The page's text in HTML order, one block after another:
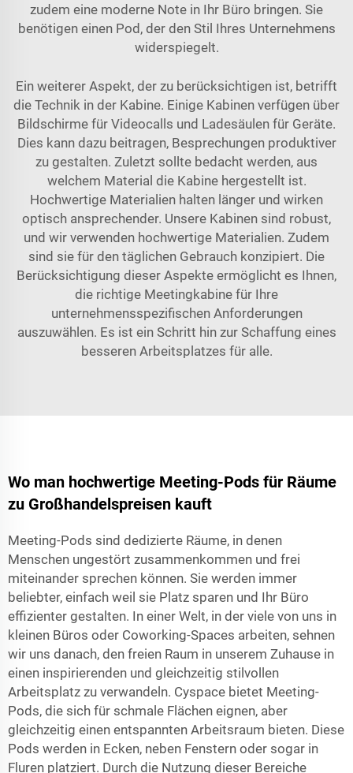
zudem eine moderne Note in Ihr Büro bringen. Sie
benötigen einen Pod, der den Stil Ihres Unternehmens
widerspiegelt.
Ein weiterer Aspekt, der zu berücksichtigen ist, betrifft
die Technik in der Kabine. Einige Kabinen verfügen über
Bildschirme für Videocalls und Ladesäulen für Geräte.
Dies kann dazu beitragen, Besprechungen produktiver
zu gestalten. Zuletzt sollte bedacht werden, aus
welchem Material die Kabine hergestellt ist.
Hochwertige Materialien halten länger und wirken
optisch ansprechender. Unsere Kabinen sind robust,
und wir verwenden hochwertige Materialien. Zudem
sind sie für den täglichen Gebrauch konzipiert. Die
Berücksichtigung dieser Aspekte ermöglicht es Ihnen,
die richtige Meetingkabine für Ihre
unternehmensspezifischen Anforderungen
auszuwählen. Es ist ein Schritt hin zur Schaffung eines
besseren Arbeitsplatzes für alle.
Wo man hochwertige Meeting-Pods für Räume
zu Großhandelspreisen kauft
Meeting-Pods sind dedizierte Räume, in denen
Menschen ungestört zusammenkommen und frei
miteinander sprechen können. Sie werden immer
beliebter, einfach weil sie Platz sparen und Ihr Büro
effizienter gestalten. In einer Welt, in der viele von uns in
kleinen Büros oder Coworking-Spaces arbeiten, sehnen
wir uns danach, den freien Raum in unserem Zuhause in
einen inspirierenden und gleichzeitig stilvollen
Arbeitsplatz zu verwandeln. Cyspace bietet Meeting-
Pods, die sich für schmale Flächen eignen, aber
gleichzeitig einen entspannten Arbeitsraum bieten. Diese
Pods werden in Ecken, neben Fenstern oder sogar in
Fluren platziert. Durch die Nutzung dieser Bereiche